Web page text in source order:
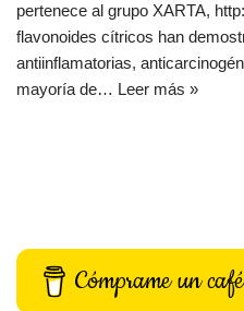
pertenece al grupo XARTA,
flavonoides cítricos han
antiinflamatorias,
mayoría de… Leer más »
Cómprame un café